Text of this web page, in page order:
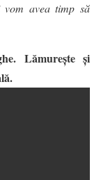
avea timp să
Lămurește și